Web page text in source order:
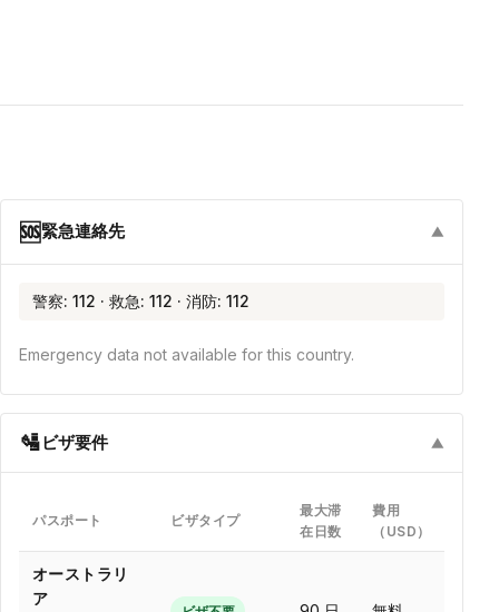
🆘緊急連絡先 ▼
警察: 112 · 救急: 112 · 消防: 112
Emergency data not available for this country.
🛂ビザ要件 ▼
パスポート ビザタイプ
最大滞
在日数
費用
（USD）
オーストラリ
ア